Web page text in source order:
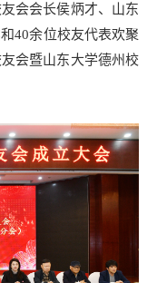
会会长侯炳才、山东
40余位校友代表欢聚
会暨山东大学德州校